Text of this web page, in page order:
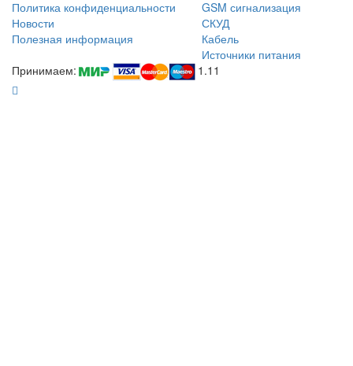
Политика конфиденциальности
GSM сигнализация
Новости
СКУД
Полезная информация
Кабель
Источники питания
Принимаем:
1.11